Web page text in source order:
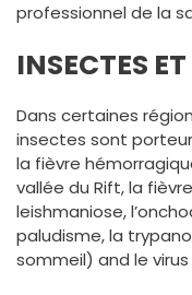
professionnel de la
INSECTES
Dans certaines
insectes sont
la fièvre
vallée du Rift, la
leishmaniose,
paludisme, la
sommeil) and le